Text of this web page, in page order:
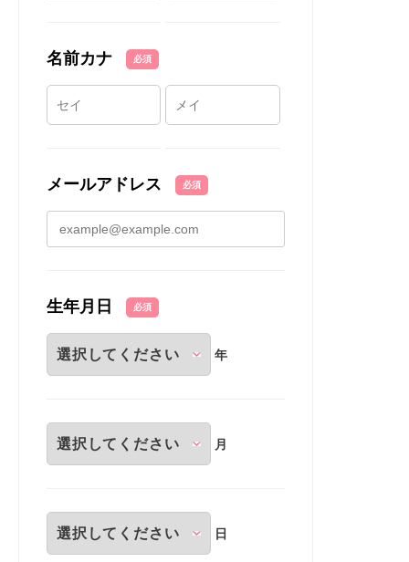
名前カナ 必須
メールアドレス 必須
生年月日 必須
年
月
日